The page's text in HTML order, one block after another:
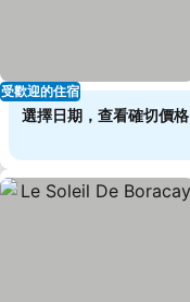
受歡迎的住宿
選擇日期，查看確切價格